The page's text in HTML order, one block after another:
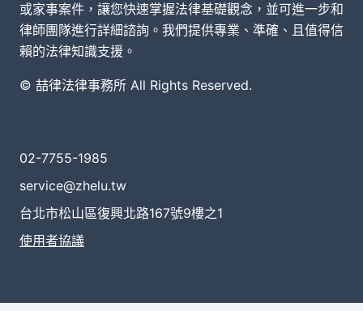
或家事案件，讓您快速掌握法律基礎觀念，並可進一步和
律師團隊進行詳細諮詢。我們提供專業、準確、且值得信
賴的法律知識支援。
© 喆律法律事務所 All Rights Reserved.
02-7755-1985
service@zhelu.tw
台北市松山區復興北路167號9樓之1
使用者協議